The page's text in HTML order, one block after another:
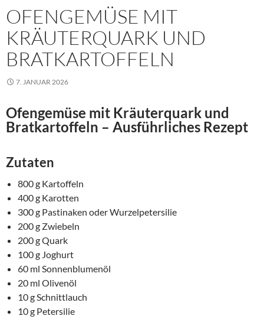
OFENGEMÜSE MIT
KRÄUTERQUARK UND
BRATKARTOFFELN
7. JANUAR 2026
Ofengemüse mit Kräuterquark und
Bratkartoffeln – Ausführliches Rezept
Zutaten
800 g Kartoffeln
400 g Karotten
300 g Pastinaken oder Wurzelpetersilie
200 g Zwiebeln
200 g Quark
100 g Joghurt
60 ml Sonnenblumenöl
20 ml Olivenöl
10 g Schnittlauch
10 g Petersilie